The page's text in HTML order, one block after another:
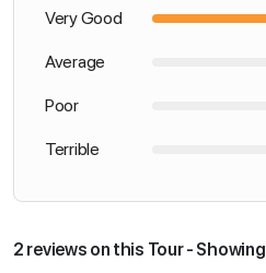
Very Good
Average
Poor
Terrible
2 reviews on this Tour -